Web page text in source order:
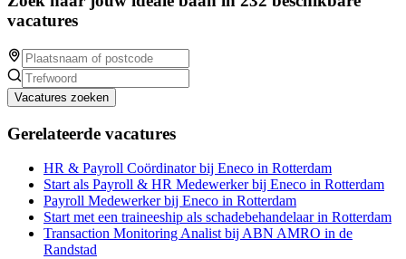
vacatures
Vacatures zoeken
Gerelateerde vacatures
HR & Payroll Coördinator bij Eneco in Rotterdam
Start als Payroll & HR Medewerker bij Eneco in Rotterdam
Payroll Medewerker bij Eneco in Rotterdam
Start met een traineeship als schadebehandelaar in Rotterdam
Transaction Monitoring Analist bij ABN AMRO in de
Randstad